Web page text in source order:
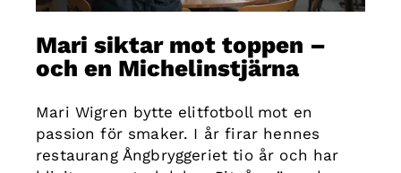
Mari siktar mot toppen –
och en Michelinstjärna
Mari Wigren bytte elitfotboll mot en
passion för smaker. I år firar hennes
restaurang Ångbryggeriet tio år och har